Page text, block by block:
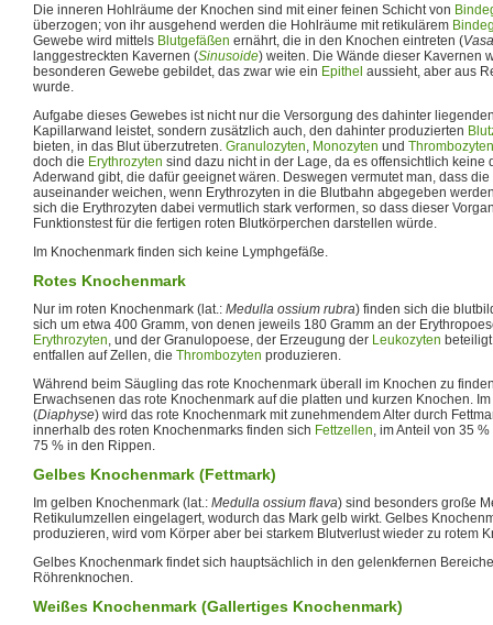
Die inneren Hohlräume der Knochen sind mit einer feinen Schicht von
überzogen; von ihr ausgehend werden die Hohlräume mit retikulärem
Gewebe wird mittels Blutgefäßen ernährt, die in den Knochen eintreten (
langgestreckten Kavernen (Sinusoide) weiten. Die Wände dieser Kavernen
besonderen Gewebe gebildet, das zwar wie ein Epithel aussieht, aber aus
wurde.
Aufgabe dieses Gewebes ist nicht nur die Versorgung des dahinter
Kapillarwand leistet, sondern zusätzlich auch, den dahinter produzierten
bieten, in das Blut überzutreten. Granulozyten, Monozyten und Thrombozyten
doch die Erythrozyten sind dazu nicht in der Lage, da es offensichtlich keine
Aderwand gibt, die dafür geeignet wären. Deswegen vermutet man, dass
auseinander weichen, wenn Erythrozyten in die Blutbahn abgegeben
sich die Erythrozyten dabei vermutlich stark verformen, so dass dieser
Funktionstest für die fertigen roten Blutkörperchen darstellen würde.
Im Knochenmark finden sich keine Lymphgefäße.
Rotes Knochenmark
Nur im roten Knochenmark (lat.: Medulla ossium rubra) finden sich die
sich um etwa 400 Gramm, von denen jeweils 180 Gramm an der
Erythrozyten, und der Granulopoese, der Erzeugung der Leukozyten
entfallen auf Zellen, die Thrombozyten produzieren.
Während beim Säugling das rote Knochenmark überall im Knochen zu
Erwachsenen das rote Knochenmark auf die platten und kurzen Knochen.
(Diaphyse) wird das rote Knochenmark mit zunehmendem Alter durch
innerhalb des roten Knochenmarks finden sich Fettzellen, im Anteil von 35
75 % in den Rippen.
Gelbes Knochenmark (Fettmark)
Im gelben Knochenmark (lat.: Medulla ossium flava) sind besonders große
Retikulumzellen eingelagert, wodurch das Mark gelb wirkt. Gelbes
produzieren, wird vom Körper aber bei starkem Blutverlust wieder zu rotem
Gelbes Knochenmark findet sich hauptsächlich in den gelenkfernen
Röhrenknochen.
Weißes Knochenmark (Gallertiges Knochenmark)